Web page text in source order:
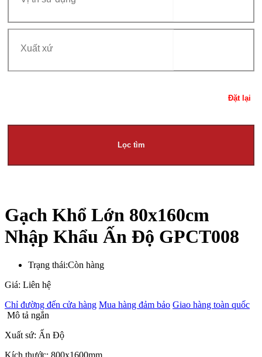
Đặt lại
Lọc tìm
Gạch Khổ Lớn 80x160cm
Nhập Khẩu Ấn Độ GPCT008
Trạng thái:Còn hàng
Giá: Liên hệ
Chỉ đường đến cửa hàng Mua hàng đảm bảo Giao hàng toàn quốc
Mô tả ngắn
Xuất sứ: Ấn Độ
Kích thước: 800x1600mm